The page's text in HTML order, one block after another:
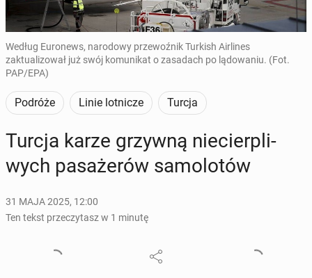
Według Euronews, narodowy przewoźnik Turkish Airlines
zaktualizował już swój komunikat o zasadach po lądowaniu. (Fot.
PAP/EPA)
Podróże Linie lotnicze Turcja
Turcja karze grzywną nie­cier­pli­
wych pa­sa­że­rów sa­mo­lo­tów
31 MAJA 2025, 12:00
Ten tekst przeczytasz w 1 minutę